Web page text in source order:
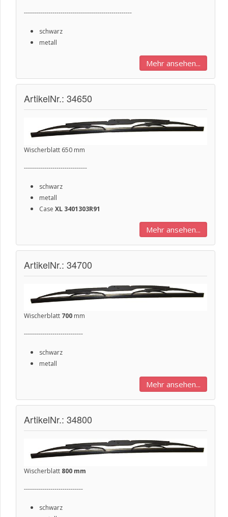
-----------------------------------------------------
schwarz
metall
Mehr ansehen...
ArtikelNr.: 34650
Wischerblatt 650 mm
-------------------------------
schwarz
metall
Case XL 3401303R91
Mehr ansehen...
ArtikelNr.: 34700
Wischerblatt 700 mm
-----------------------------
schwarz
metall
Mehr ansehen...
ArtikelNr.: 34800
Wischerblatt 800 mm
-----------------------------
schwarz